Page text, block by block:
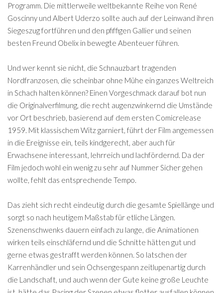
Programm. Die mittlerweile weltbekannte Reihe von René
Goscinny und Albert Uderzo sollte auch auf der Leinwand ihren
Siegeszug fortführen und den pfiffigen Gallier und seinen
besten Freund Obelix in bewegte Abenteuer führen.
Und wer kennt sie nicht, die Schnauzbart tragenden
Nordfranzosen, die scheinbar ohne Mühe ein ganzes Weltreich
in Schach halten können? Einen Vorgeschmack darauf bot nun
die Originalverfilmung, die recht augenzwinkernd die Umstände
vor Ort beschrieb, basierend auf dem ersten Comicrelease
1959. Mit klassischem Witz garniert, führt der Film angemessen
in die Ereignisse ein, teils kindgerecht, aber auch für
Erwachsene interessant, lehrreich und lachfördernd. Da der
Film jedoch wohl ein wenig zu sehr auf Nummer Sicher gehen
wollte, fehlt das entsprechende Tempo.
Das zieht sich recht eindeutig durch die gesamte Spiellänge und
sorgt so nach heutigem Maßstab für etliche Längen.
Szenenschwenks dauern einfach zu lange, die Animationen
wirken teils einschläfernd und die Schnitte hätten gut und
gerne etwas gestrafft werden können. So latschen der
Karrenhändler und sein Ochsengespann zeitlupenartig durch
die Landschaft, und auch wenn der Gute keine große Leuchte